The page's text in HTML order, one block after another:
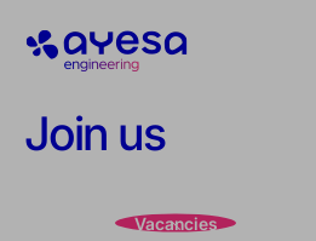
Ayesa
Vacancies
Join us